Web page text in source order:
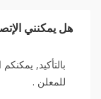
هل يمكنني
بالتأكيد,
للمعلن .